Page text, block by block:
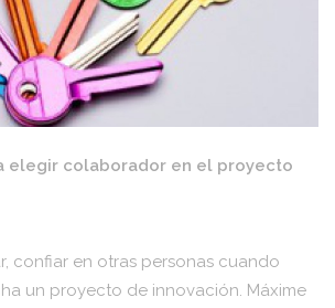
elegir colaborador en el proyecto
confiar en otras personas cuando
un proyecto de innovación. Máxime